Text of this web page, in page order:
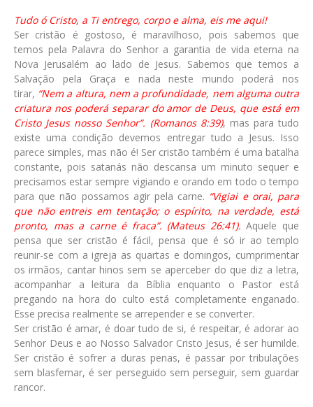
Tudo ó Cristo, a Ti entrego, corpo e alma, eis me aqui!
Ser cristão é gostoso, é maravilhoso, pois sabemos que
temos pela Palavra do Senhor a garantia de vida eterna na
Nova Jerusalém ao lado de Jesus. Sabemos que temos a
Salvação pela Graça e nada neste mundo poderá nos
tirar, “Nem a altura, nem a profundidade, nem alguma outra
criatura nos poderá separar do amor de Deus, que está em
Cristo Jesus nosso Senhor”. (Romanos 8:39), mas para tudo
existe uma condição devemos entregar tudo a Jesus. Isso
parece simples, mas não é! Ser cristão também é uma batalha
constante, pois satanás não descansa um minuto sequer e
precisamos estar sempre vigiando e orando em todo o tempo
para que não possamos agir pela carne. “Vigiai e orai, para
que não entreis em tentação; o espírito, na verdade, está
pronto, mas a carne é fraca”. (Mateus 26:41). Aquele que
pensa que ser cristão é fácil, pensa que é só ir ao templo
reunir-se com a igreja as quartas e domingos, cumprimentar
os irmãos, cantar hinos sem se aperceber do que diz a letra,
acompanhar a leitura da Bíblia enquanto o Pastor está
pregando na hora do culto está completamente enganado.
Esse precisa realmente se arrepender e se converter.
Ser cristão é amar, é doar tudo de si, é respeitar, é adorar ao
Senhor Deus e ao Nosso Salvador Cristo Jesus, é ser humilde.
Ser cristão é sofrer a duras penas, é passar por tribulações
sem blasfemar, é ser perseguido sem perseguir, sem guardar
rancor.